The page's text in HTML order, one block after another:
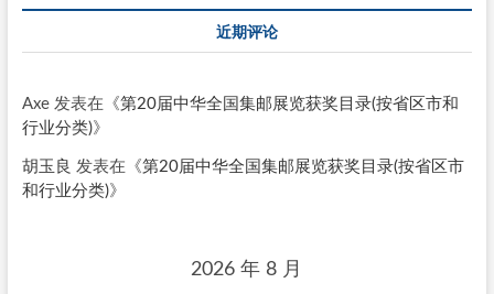
近期评论
Axe发表在《第20届中华全国集邮展览获奖目录(按省区市和
行业分类)》
胡玉良 发表在《第20届中华全国集邮展览获奖目录(按省区市
和行业分类)》
2026 年 8 月